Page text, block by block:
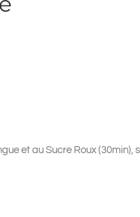
et au Sucre Roux (30min),